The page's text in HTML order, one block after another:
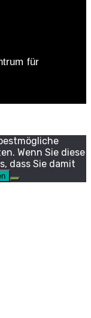
für
Wenn Sie diese
dass Sie damit